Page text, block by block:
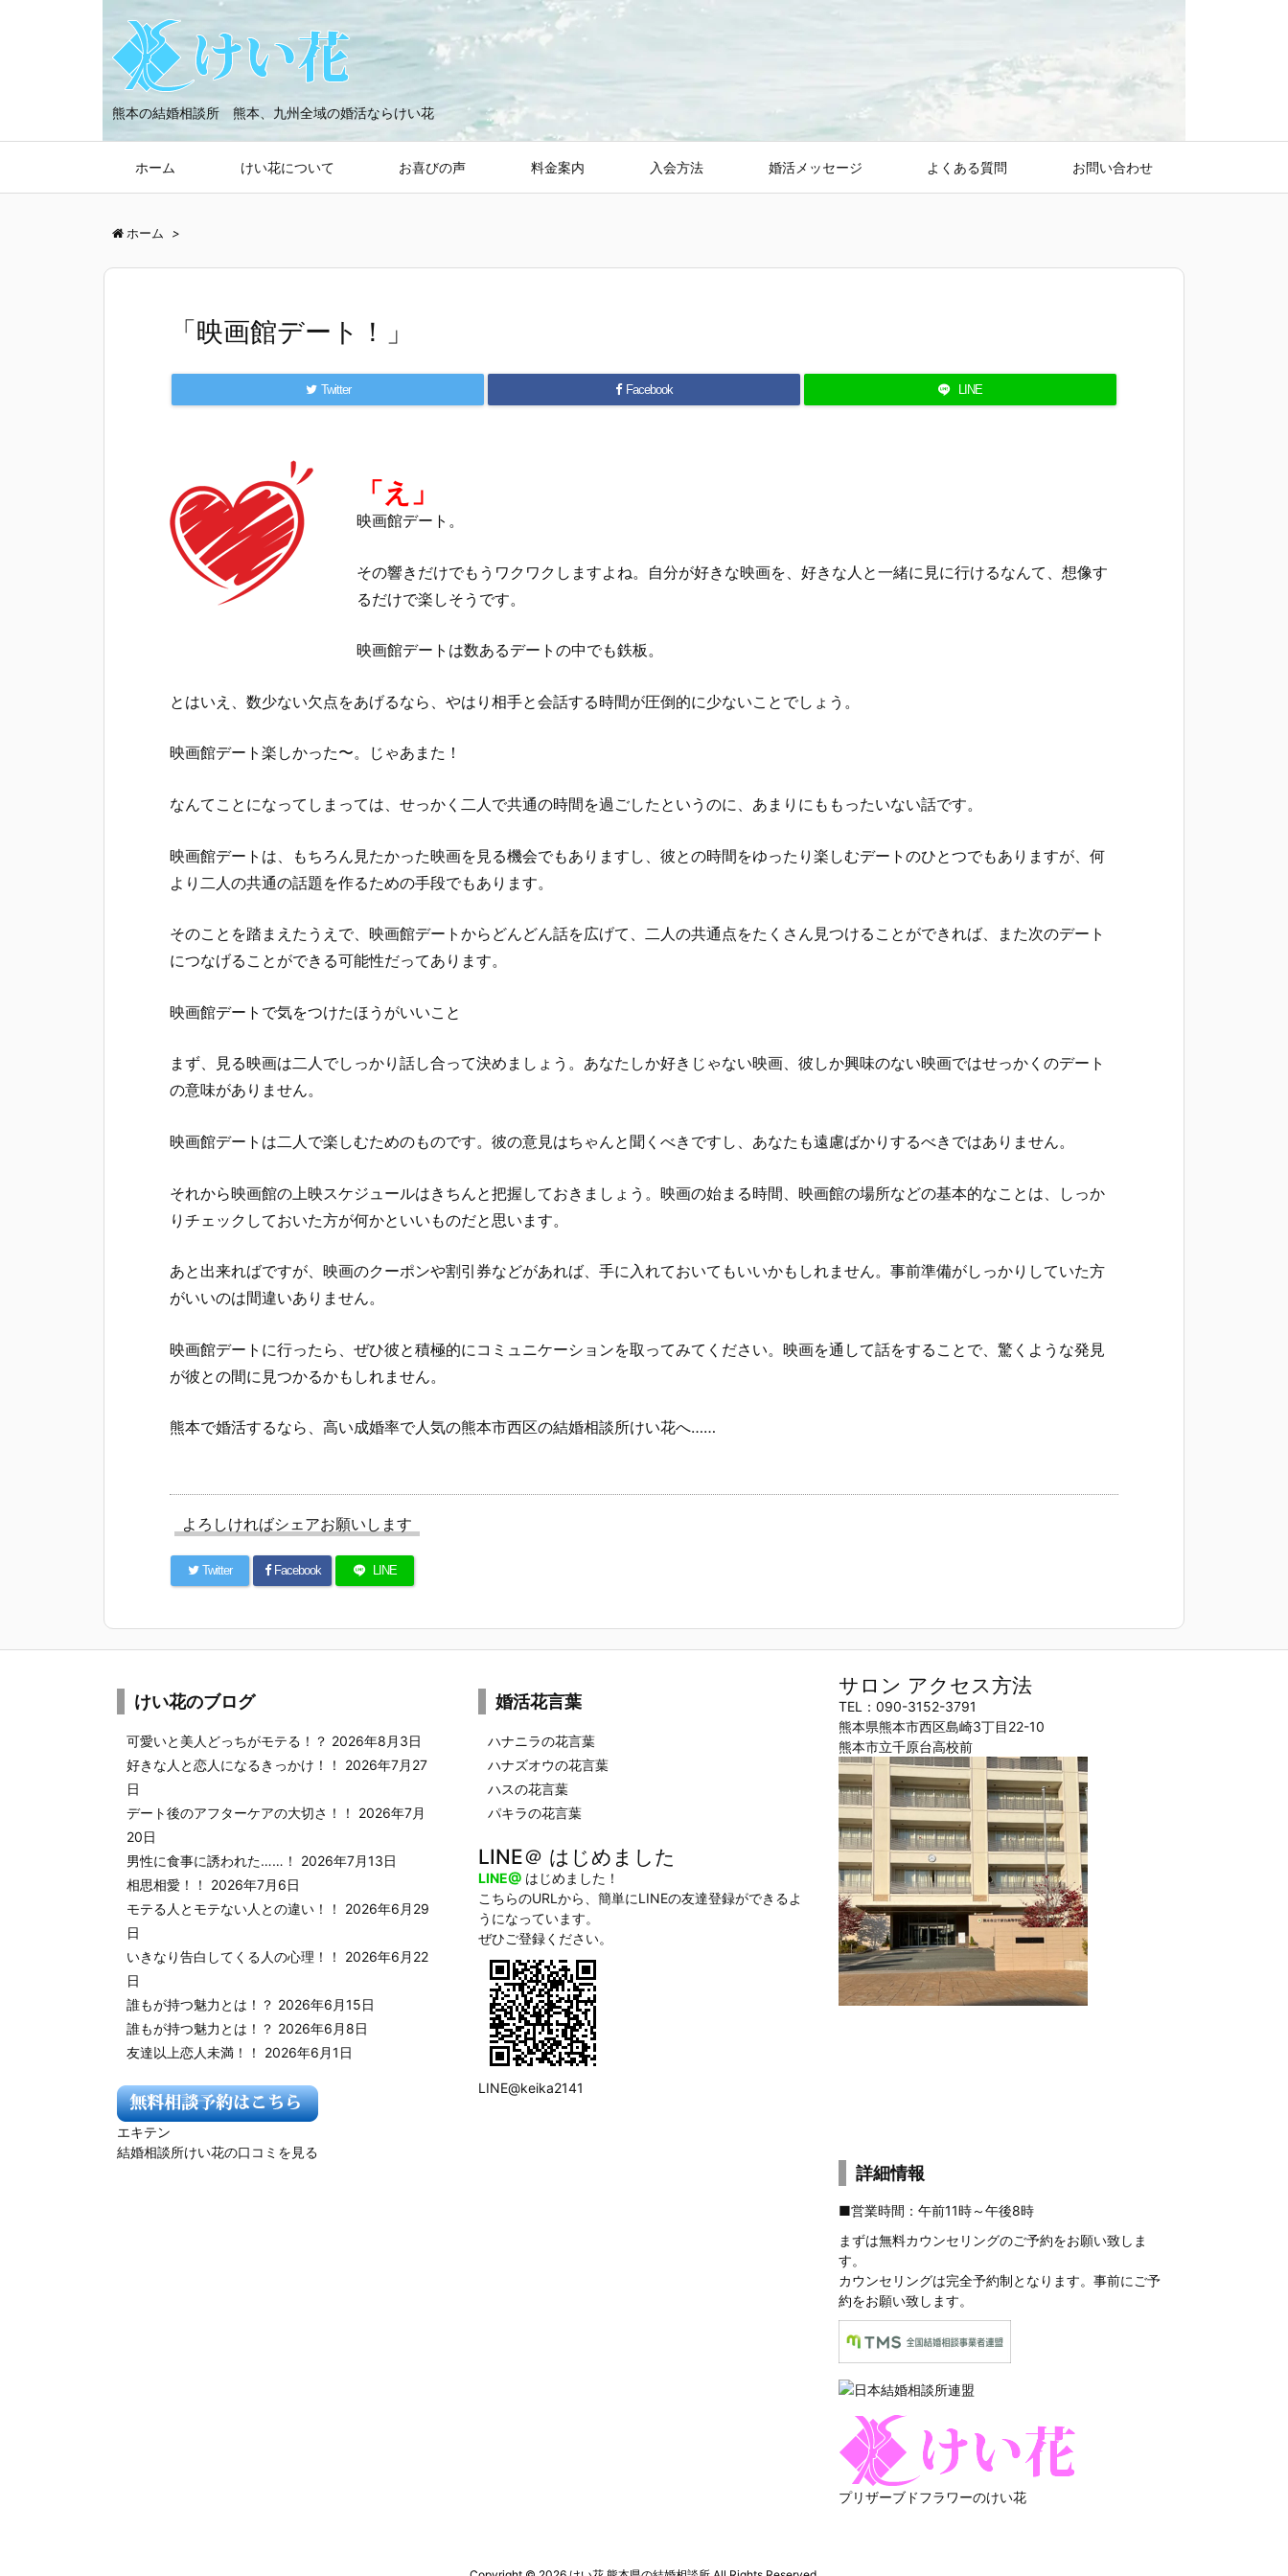
熊本の結婚相談所 熊本、九州全域の婚活ならけい花
ホーム けい花について お喜びの声 料金案内 入会方法 婚活メッセージ よくある質問 お問い合わせ
ホーム >
「映画館デート！」
Twitter Facebook LINE
「え」
映画館デート。
その響きだけでもうワクワクしますよね。自分が好きな映画を、好きな人と一緒に見に行けるなんて、想像す
るだけで楽しそうです。
映画館デートは数あるデートの中でも鉄板。
とはいえ、数少ない欠点をあげるなら、やはり相手と会話する時間が圧倒的に少ないことでしょう。
映画館デート楽しかった〜。じゃあまた！
なんてことになってしまっては、せっかく二人で共通の時間を過ごしたというのに、あまりにももったいない話です。
映画館デートは、もちろん見たかった映画を見る機会でもありますし、彼との時間をゆったり楽しむデートのひとつでもありますが、何
より二人の共通の話題を作るための手段でもあります。
そのことを踏まえたうえで、映画館デートからどんどん話を広げて、二人の共通点をたくさん見つけることができれば、また次のデート
につなげることができる可能性だってあります。
映画館デートで気をつけたほうがいいこと
まず、見る映画は二人でしっかり話し合って決めましょう。あなたしか好きじゃない映画、彼しか興味のない映画ではせっかくのデート
の意味がありません。
映画館デートは二人で楽しむためのものです。彼の意見はちゃんと聞くべきですし、あなたも遠慮ばかりするべきではありません。
それから映画館の上映スケジュールはきちんと把握しておきましょう。映画の始まる時間、映画館の場所などの基本的なことは、しっか
りチェックしておいた方が何かといいものだと思います。
あと出来ればですが、映画のクーポンや割引券などがあれば、手に入れておいてもいいかもしれません。事前準備がしっかりしていた方
がいいのは間違いありません。
映画館デートに行ったら、ぜひ彼と積極的にコミュニケーションを取ってみてください。映画を通して話をすることで、驚くような発見
が彼との間に見つかるかもしれません。
熊本で婚活するなら、高い成婚率で人気の熊本市西区の結婚相談所けい花へ……
よろしければシェアお願いします
Twitter Facebook LINE
けい花のブログ
可愛いと美人どっちがモテる！？ 2026年8月3日
好きな人と恋人になるきっかけ！！
2026年7月27
日
デート後のアフターケアの大切さ！！
2026年7月
20日
男性に食事に誘われた……！
2026年7月13日
相思相愛！！
2026年7月6日
モテる人とモテない人との違い！！
2026年6月29
日
いきなり告白してくる人の心理！！
2026年6月22
日
誰もが持つ魅力とは！？ 2026年6月15日
誰もが持つ魅力とは！？ 2026年6月8日
友達以上恋人未満！！
2026年6月1日
エキテン
結婚相談所けい花の口コミを見る
婚活花言葉
ハナニラの花言葉
ハナズオウの花言葉
ハスの花言葉
パキラの花言葉
LINE＠ はじめました
LINE@はじめました！
こちらのURLから、簡単にLINEの友達登録ができるよ
うになっています。
ぜひご登録ください。
LINE@keika2141
サロン アクセス方法
TEL：090-3152-3791
熊本県熊本市西区島崎3丁目22-10
熊本市立千原台高校前
詳細情報
■営業時間：午前11時～午後8時
まずは無料カウンセリングのご予約をお願い致しま
す。
カウンセリングは完全予約制となります。事前にご予
約をお願い致します。
プリザーブドフラワーのけい花